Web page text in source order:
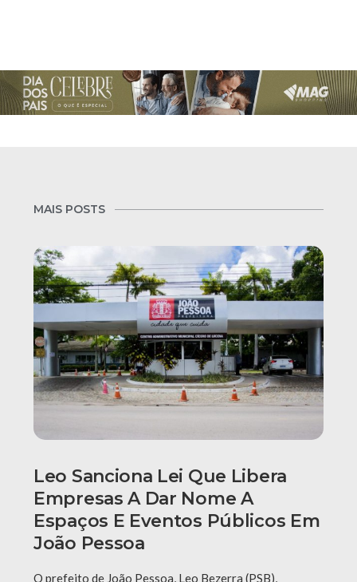
MAIS POSTS
Leo Sanciona Lei Que Libera
Empresas A Dar Nome A
Espaços E Eventos Públicos Em
João Pessoa
O prefeito de João Pessoa, Leo Bezerra (PSB),